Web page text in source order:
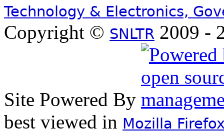
Technology & Electronics,
Copyright © SNLTR 2009 -
Site Powered By
best viewed in Mozilla